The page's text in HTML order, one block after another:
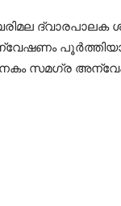
ദ്വാരപാലക
സമഗ്ര